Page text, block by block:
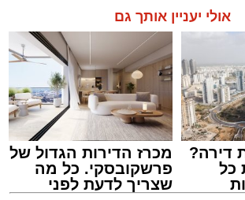
אולי יעניין אותך גם
דירה?
כל
מכרז הדירות הגדול של
פרשקובסקי. כל מה
שצריך לדעת לפני